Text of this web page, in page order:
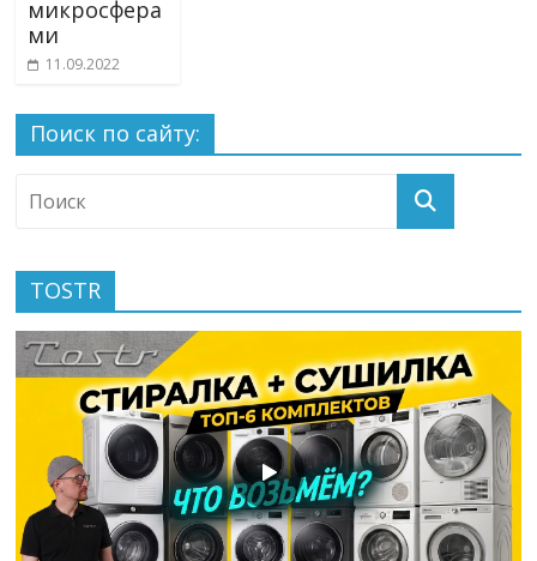
микросфера
ми
11.09.2022
Поиск по сайту:
TOSTR